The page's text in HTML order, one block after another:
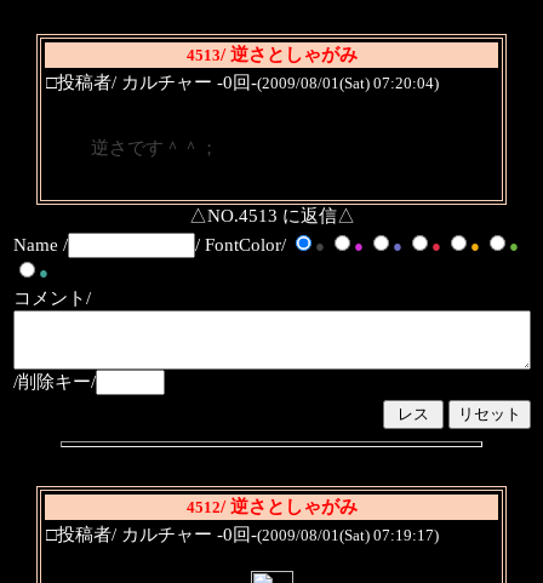
4513/ 逆さとしゃがみ
□投稿者/ カルチャー -0回-(2009/08/01(Sat) 07:20:04)
逆さです＾＾；
△NO.4513 に返信△
Name /
/ FontColor/ ● ● ● ● ●
●
●
コメント/
/削除キー/
4512/ 逆さとしゃがみ
□投稿者/ カルチャー -0回-(2009/08/01(Sat) 07:19:17)